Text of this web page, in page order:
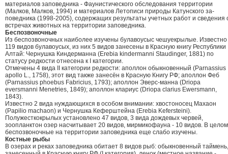
материалов заповедника - Фаунистического обследования территории
(Малков, Малков, 1994) и материалов Летописи природы Катунского за-
поведника (1998-2005), содержащих результаты учетных работ и сведения
встречах животных на территории заповедника.
Беспозвоночные
Из беспозвоночных наиболее изучены булавоусыс чешуекрылые. Известно
119 видов булавоусых, из них 5 видов занесены в Красную книгу Республики
Алтай: Чернушка Киндерманна (Erebia kindermanni Staudinger, 1881) по
статусу редкости отнесена к I категории.
Отмечены 4 вида II категории редкости: аполлон обыкновенный (Parnassius
apollo L., 1758), этот вид также занесён в Красную Книгу РФ; аполлон Феб
(Parnassius phoebus Fabricius, 1793); аполлон Эверс-манна (Driopa
eversmanni Menetries, 1849); аполлон клариус (Driopa clarius Ewersmann,
1843).
Известно 2 вида нуждающихся в особом внимании: хвостоносец Махаон
(Papilio machaon) и Чернушка Кеферштейна (Erebia Kefersteini).
Полужесткокрылых установлено 47 видов, 3 вида дождевых червей,
зоопланктон озер насчитывает 20 видов, мирмикофауна - 10 видов. В целом
беспозвоночные на территории заповедника еще слабо изучены.
Костные рыбы
В озерах и реках заповедника обитает 8 видов рыб: обыкновенный таймень,